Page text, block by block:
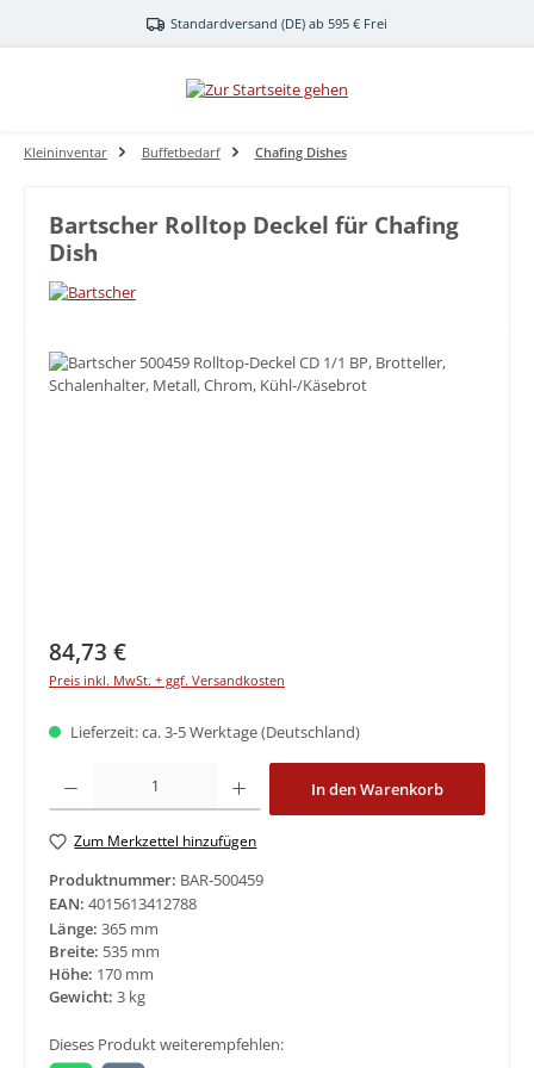
Zum Hauptinhalt springenStandardversand (DE) ab 595 € Frei
Kleininventar Buffetbedarf Chafing Dishes
Bartscher Rolltop Deckel für Chafing
Dish
Bildergalerie überspringen
Regulärer Preis:
84,73 €
Preis inkl. MwSt. + ggf. Versandkosten
Lieferzeit: ca. 3-5 Werktage (Deutschland)
Produkt Anzahl: Gib den gewünschten Wert ein oder benutze die
In den Warenkorb
Zum Merkzettel hinzufügen
Produktnummer: BAR-500459
EAN: 4015613412788
Länge: 365 mm
Breite: 535 mm
Höhe: 170 mm
Gewicht: 3 kg
Dieses Produkt weiterempfehlen: